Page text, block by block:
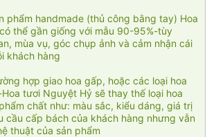
phẩm handmade (thủ công bằng tay) Hoa
thể gần giống với mẫu 90-95%-tùy
mùa vụ, góc chụp ảnh và cảm nhận cái
khách hàng
hợp giao hoa gấp, hoặc các loại hoa
tươi Nguyệt Hỷ sẽ thay thế loại hoa
chất như: màu sắc, kiểu dáng, giá trị
cầu cấp bách của khách hàng nhưng vẫn
thuật của sản phẩm